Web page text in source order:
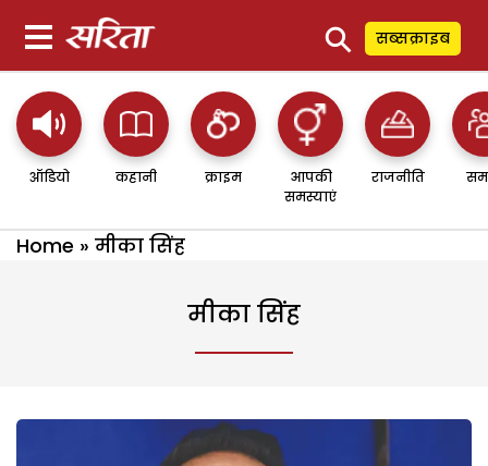
⚲ सब्सक्राइब
ऑडियो कहानी क्राइम
आपकी
समस्याएं
राजनीति
Home » मीका सिंह
मीका सिंह